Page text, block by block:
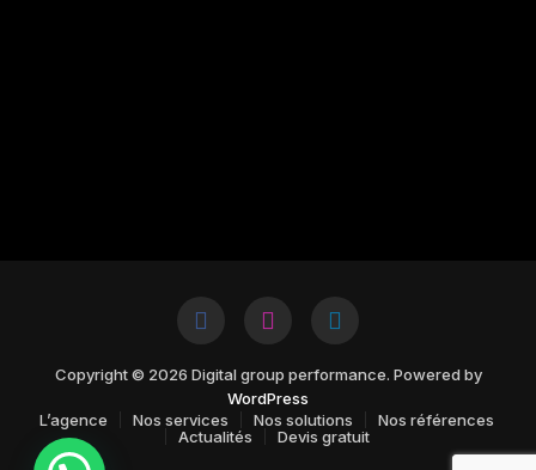
Copyright © 2026 Digital group performance. Powered by
WordPress
L’agence
Nos services Nos solutions
Nos références
Actualités
Devis gratuit